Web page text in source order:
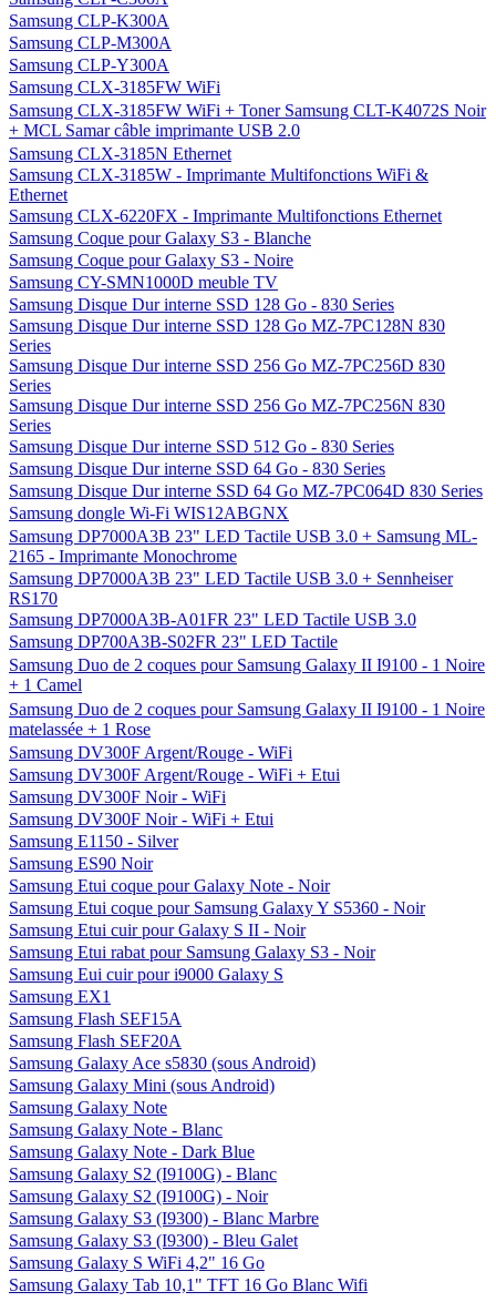
Samsung CLP-K300A
Samsung CLP-M300A
Samsung CLP-Y300A
Samsung CLX-3185FW WiFi
Samsung CLX-3185FW WiFi + Toner Samsung CLT-K4072S Noir
+ MCL Samar câble imprimante USB 2.0
Samsung CLX-3185N Ethernet
Samsung CLX-3185W - Imprimante Multifonctions WiFi &
Ethernet
Samsung CLX-6220FX - Imprimante Multifonctions Ethernet
Samsung Coque pour Galaxy S3 - Blanche
Samsung Coque pour Galaxy S3 - Noire
Samsung CY-SMN1000D meuble TV
Samsung Disque Dur interne SSD 128 Go - 830 Series
Samsung Disque Dur interne SSD 128 Go MZ-7PC128N 830
Series
Samsung Disque Dur interne SSD 256 Go MZ-7PC256D 830
Series
Samsung Disque Dur interne SSD 256 Go MZ-7PC256N 830
Series
Samsung Disque Dur interne SSD 512 Go - 830 Series
Samsung Disque Dur interne SSD 64 Go - 830 Series
Samsung Disque Dur interne SSD 64 Go MZ-7PC064D 830 Series
Samsung dongle Wi-Fi WIS12ABGNX
Samsung DP7000A3B 23" LED Tactile USB 3.0 + Samsung ML-
2165 - Imprimante Monochrome
Samsung DP7000A3B 23" LED Tactile USB 3.0 + Sennheiser
RS170
Samsung DP7000A3B-A01FR 23" LED Tactile USB 3.0
Samsung DP700A3B-S02FR 23" LED Tactile
Samsung Duo de 2 coques pour Samsung Galaxy II I9100 - 1 Noire
+ 1 Camel
Samsung Duo de 2 coques pour Samsung Galaxy II I9100 - 1 Noire
matelassée + 1 Rose
Samsung DV300F Argent/Rouge - WiFi
Samsung DV300F Argent/Rouge - WiFi + Etui
Samsung DV300F Noir - WiFi
Samsung DV300F Noir - WiFi + Etui
Samsung E1150 - Silver
Samsung ES90 Noir
Samsung Etui coque pour Galaxy Note - Noir
Samsung Etui coque pour Samsung Galaxy Y S5360 - Noir
Samsung Etui cuir pour Galaxy S II - Noir
Samsung Etui rabat pour Samsung Galaxy S3 - Noir
Samsung Eui cuir pour i9000 Galaxy S
Samsung EX1
Samsung Flash SEF15A
Samsung Flash SEF20A
Samsung Galaxy Ace s5830 (sous Android)
Samsung Galaxy Mini (sous Android)
Samsung Galaxy Note
Samsung Galaxy Note - Blanc
Samsung Galaxy Note - Dark Blue
Samsung Galaxy S2 (I9100G) - Blanc
Samsung Galaxy S2 (I9100G) - Noir
Samsung Galaxy S3 (I9300) - Blanc Marbre
Samsung Galaxy S3 (I9300) - Bleu Galet
Samsung Galaxy S WiFi 4,2" 16 Go
Samsung Galaxy Tab 10,1" TFT 16 Go Blanc Wifi